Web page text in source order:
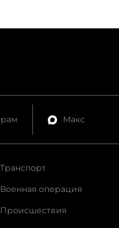
Макс
Транспорт
Военная операция
Происшествия